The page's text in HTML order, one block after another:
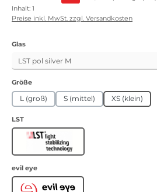
Inhalt: 1
Preise inkl. MwSt. zzgl. Versandkosten
Glasauswählen
Größeauswählen
L (groß) S (mittel) XS (klein)
LSTauswählen
LST
evil eyeauswählen